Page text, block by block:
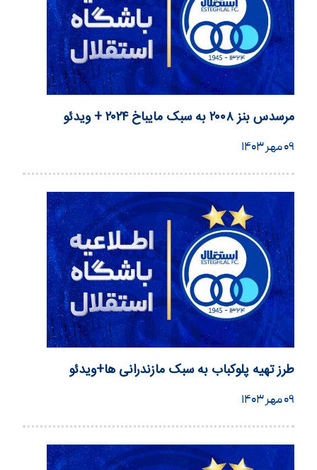
مرسدس بنز ۲۰۰۸ به سبک مایباخ ۲۰۲۴ + ویدئو
۰۹ مهر ۱۴۰۳
طرز تهیه پلوکباب به سبک مازندرانی ها+ویدئو
۰۹ مهر ۱۴۰۳